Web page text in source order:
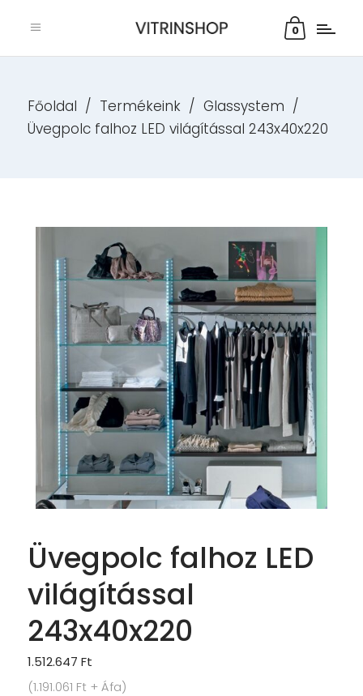
0
Főoldal / Termékeink / Glassystem /
Üvegpolc falhoz LED világítással 243x40x220
Üvegpolc falhoz LED
világítással
243x40x220
1.512.647 Ft
(1.191.061 Ft + Áfa)